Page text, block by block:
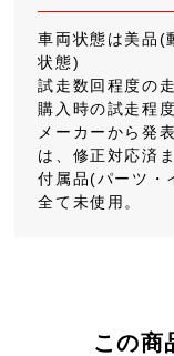
車両状態は美品(
状態)
試走数回程度の
購入時の試走程
メーカーから発
は、修正対応済
付属品(パーツ・
全て未使用。
この商